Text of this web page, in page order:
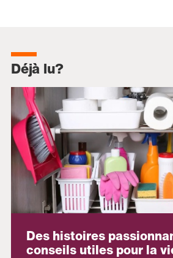
Déjà lu?
Des histoires
conseils utiles pour la